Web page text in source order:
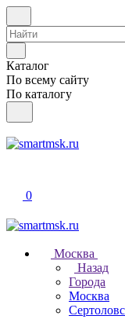
Каталог
По всему сайту
По каталогу
0
Москва
Назад
Города
Москва